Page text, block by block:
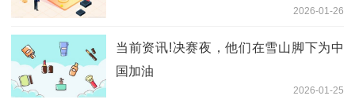
2026-01-26
当前资讯!决赛夜，他们在雪山脚下为中
国加油
2026-01-25